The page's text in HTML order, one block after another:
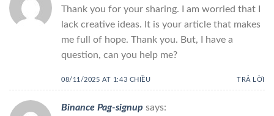
Thank you for your sharing. I am worried that I
lack creative ideas. It is your article that makes
me full of hope. Thank you. But, I have a
question, can you help me?
08/11/2025 AT 1:43 CHIỀU TRẢ LỜI
Binance Pag-signup says: